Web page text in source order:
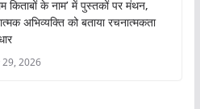
किताबों के नाम’ में पुस्तकों पर मंथन,
अभिव्यक्ति को बताया रचनात्मकता
29, 2026